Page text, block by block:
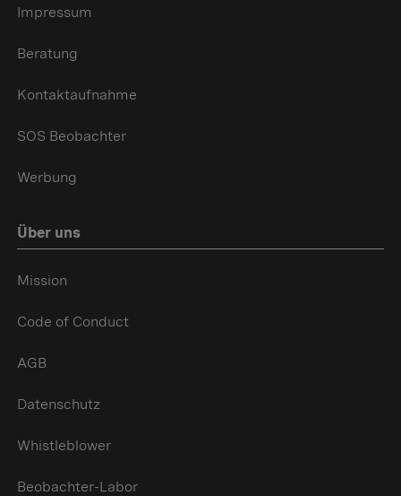
Impressum
Beratung
Kontaktaufnahme
SOS Beobachter
Werbung
Über uns
Mission
Code of Conduct
AGB
Datenschutz
Whistleblower
Beobachter-Labor